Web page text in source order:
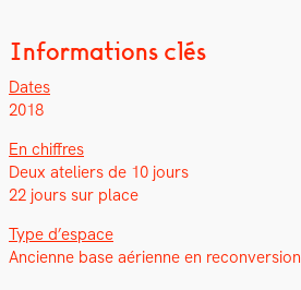
Informations clés
Dates
2018
En chiffres
Deux ate­liers de 10 jours
22 jours sur place
Type d’e­space
Anci­enne base aéri­enne en recon­ver­sion